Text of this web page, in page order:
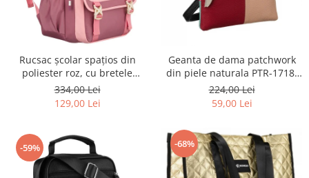
Rucsac școlar spațios din
poliester roz, cu bretele
reglabile - Peterson PTR-PTN
8610-1327 PINK
334,00 Lei
129,00 Lei
Geanta de dama patchwork
din piele naturala PTR-1718-
SKL-6922 MULTI
224,00 Lei
59,00 Lei
-59% -68%